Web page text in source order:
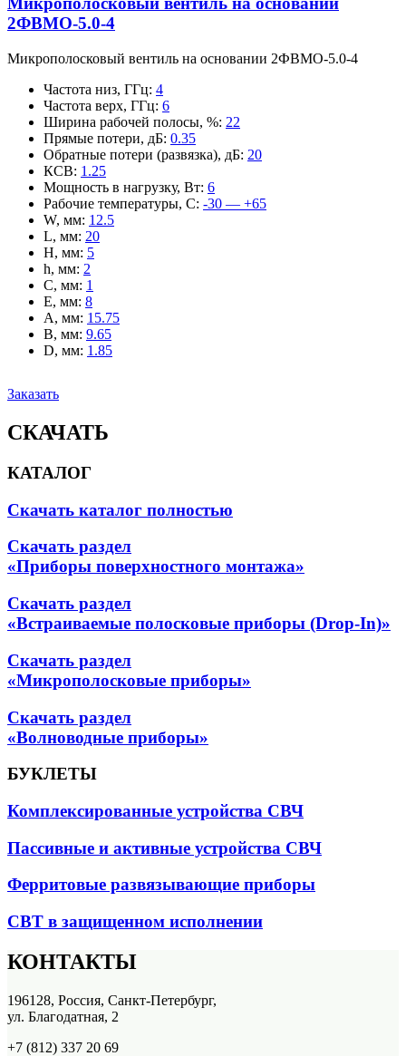
2ФВМO-5.0-4
Микрополосковый вентиль на основании 2ФВМO-5.0-4
Частота низ, ГГц: 4
Частота верх, ГГц: 6
Ширина рабочей полосы, %: 22
Прямые потери, дБ: 0.35
Обратные потери (развязка), дБ: 20
КСВ: 1.25
Мощность в нагрузку, Вт: 6
Рабочие температуры, С: -30 — +65
W, мм: 12.5
L, мм: 20
H, мм: 5
h, мм: 2
C, мм: 1
E, мм: 8
A, мм: 15.75
B, мм: 9.65
D, мм: 1.85
Заказать
СКАЧАТЬ
КАТАЛОГ
Скачать каталог полностью
Скачать раздел
«Приборы поверхностного монтажа»
Скачать раздел
«Встраиваемые полосковые приборы (Drop-In)»
Скачать раздел
«Микрополосковые приборы»
Скачать раздел
«Волноводные приборы»
БУКЛЕТЫ
Комплексированные устройства СВЧ
Пассивные и активные устройства СВЧ
Ферритовые развязывающие приборы
СВТ в защищенном исполнении
КОНТАКТЫ
196128, Россия, Санкт-Петербург,
ул. Благодатная, 2
+7 (812) 337 20 69